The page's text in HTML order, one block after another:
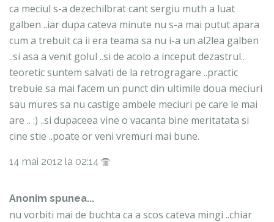
ca meciul s-a dezechilbrat cant sergiu muth a luat
galben ..iar dupa cateva minute nu s-a mai putut apara
cum a trebuit ca ii era teama sa nu i-a un al2lea galben
..si asa a venit golul ..si de acolo a inceput dezastrul..
teoretic suntem salvati de la retrogragare ..practic
trebuie sa mai facem un punct din ultimile doua meciuri
sau mures sa nu castige ambele meciuri pe care le mai
are .. :) ..si dupaceea vine o vacanta bine meritatata si
cine stie ..poate or veni vremuri mai bune.
14 mai 2012 la 02:14
Anonim spunea...
nu vorbiti mai de buchta ca a scos cateva mingi ..chiar